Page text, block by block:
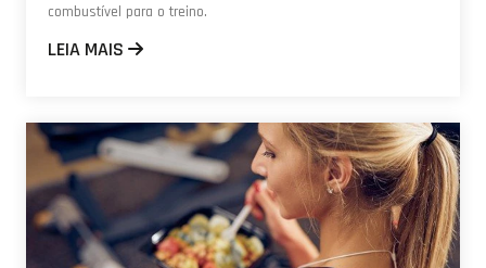
combustível para o treino.
LEIA MAIS